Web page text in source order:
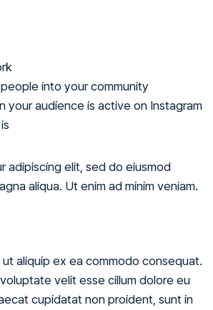
into your community
your audience is active on Instagram
adipiscing elit, sed do eiusmod
aliqua. Ut enim ad minim veniam.
aliquip ex ea commodo consequat.
velit esse cillum dolore eu
cupidatat non proident, sunt in